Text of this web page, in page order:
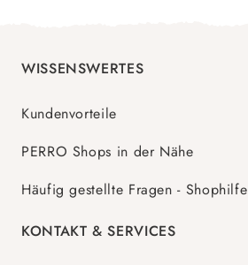
WISSENSWERTES
Kundenvorteile
PERRO Shops in der Nähe
Häufig gestellte Fragen - Shophilfe
KONTAKT & SERVICES